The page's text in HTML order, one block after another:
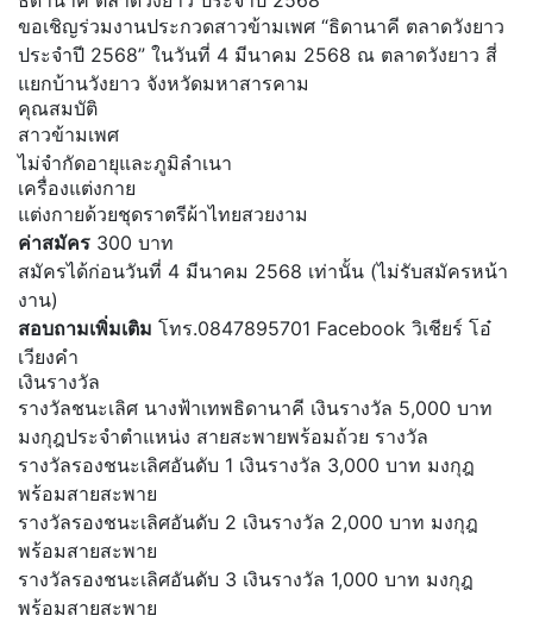
ขอเชิญร่วมงานประกวดสาวข้ามเพศ “ธิดานาคี ตลาดวังยาว
ประจำปี 2568” ในวันที่ 4 มีนาคม 2568 ณ ตลาดวังยาว สี่
แยกบ้านวังยาว จังหวัดมหาสารคาม
คุณสมบัติ
สาวข้ามเพศ
ไม่จํากัดอายุและภูมิลําเนา
เครื่องแต่งกาย
แต่งกายด้วยชุดราตรีผ้าไทยสวยงาม
ค่าสมัคร 300 บาท
สมัครได้ก่อนวันที่ 4 มีนาคม 2568 เท่านั้น (ไม่รับสมัครหน้า
งาน)
สอบถามเพิ่มเติม โทร.0847895701 Facebook วิเชียร์ โอ๋
เวียงคำ
เงินรางวัล
รางวัลชนะเลิศ นางฟ้าเทพธิดานาคี เงินรางวัล 5,000 บาท
มงกุฎประจําตําแหน่ง สายสะพายพร้อมถ้วย รางวัล
รางวัลรองชนะเลิศอันดับ 1 เงินรางวัล 3,000 บาท มงกุฎ
พร้อมสายสะพาย
รางวัลรองชนะเลิศอันดับ 2 เงินรางวัล 2,000 บาท มงกุฎ
พร้อมสายสะพาย
รางวัลรองชนะเลิศอันดับ 3 เงินรางวัล 1,000 บาท มงกุฎ
พร้อมสายสะพาย